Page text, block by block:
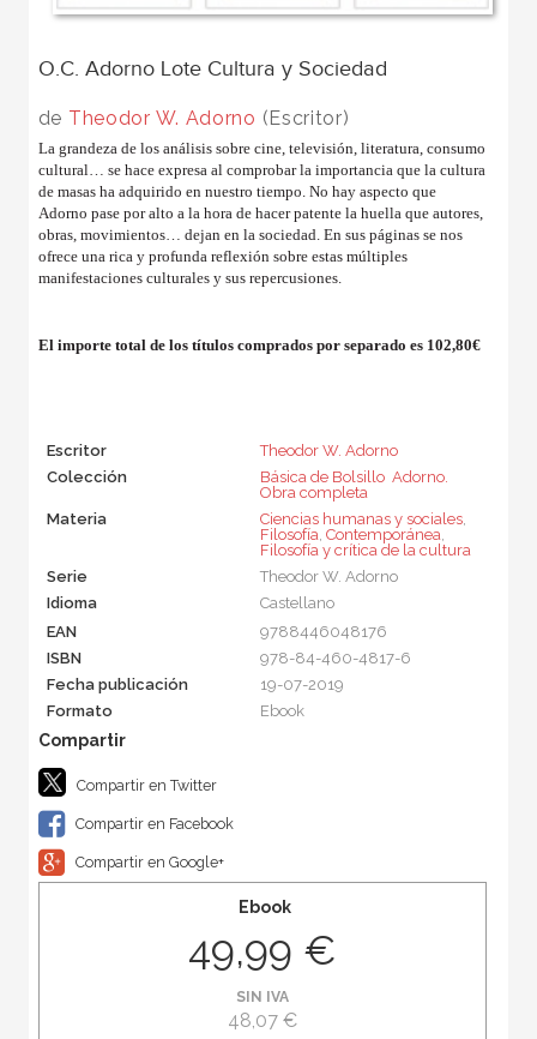
O.C. Adorno Lote Cultura y Sociedad
de Theodor W. Adorno (Escritor)
La grandeza de los análisis sobre cine, televisión, literatura, consumo
cultural… se hace expresa al comprobar la importancia que la cultura
de masas ha adquirido en nuestro tiempo. No hay aspecto que
Adorno pase por alto a la hora de hacer patente la huella que autores,
obras, movimientos… dejan en la sociedad. En sus páginas se nos
ofrece una rica y profunda reflexión sobre estas múltiples
manifestaciones culturales y sus repercusiones.
El importe total de los títulos comprados por separado es 102,80€
Escritor
Theodor W. Adorno
Colección
Básica de Bolsillo  Adorno.
Obra completa
Materia
Ciencias humanas y sociales,
Filosofía Contemporánea
Filosofía y crítica de la cultura
Serie
Theodor W. Adorno
Idioma
Castellano
EAN
9788446048176
ISBN
978-84-460-4817-6
Fecha publicación
19-07-2019
Formato
Ebook
Compartir en Twitter
Compartir en Facebook
Compartir en Google+
Ebook
49,99 €
SIN IVA
48,07 €